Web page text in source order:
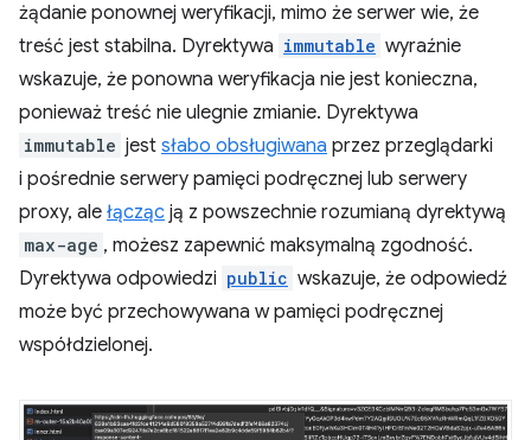
żądanie ponownej weryfikacji, mimo że serwer wie, że
treść jest stabilna. Dyrektywa immutable wyraźnie
wskazuje, że ponowna weryfikacja nie jest konieczna,
ponieważ treść nie ulegnie zmianie. Dyrektywa
immutable jest słabo obsługiwana przez przeglądarki
i pośrednie serwery pamięci podręcznej lub serwery
proxy, ale łącząc ją z powszechnie rozumianą dyrektywą
max-age , możesz zapewnić maksymalną zgodność.
Dyrektywa odpowiedzi public wskazuje, że odpowiedź
może być przechowywana w pamięci podręcznej
współdzielonej.